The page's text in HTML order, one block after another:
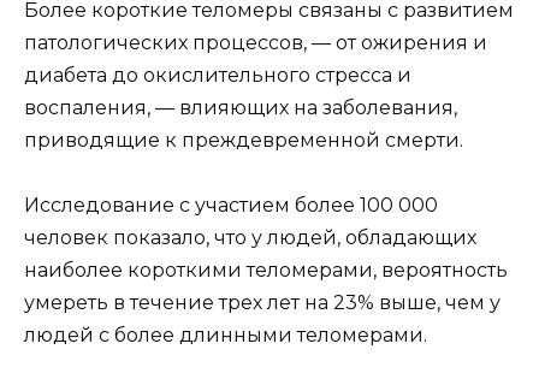
Более короткие теломеры связаны с развитием
патологических процессов, — от ожирения и
диабета до окислительного стресса и
воспаления, — влияющих на заболевания,
приводящие к преждевременной смерти.
Исследование с участием более 100 000
человек показало, что у людей, обладающих
наиболее короткими теломерами, вероятность
умереть в течение трех лет на 23% выше, чем у
людей с более длинными теломерами.